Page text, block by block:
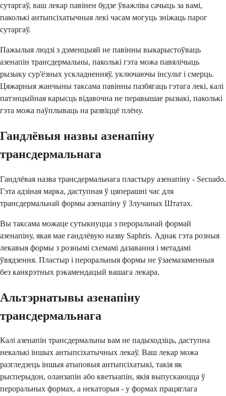
сутаргаў, ваш лекар павінен будзе ўважліва сачыць за вамі,
паколькі антыпсіхатычныя лекі часам могуць зніжаць парог
сутаргаў.
Пажылыя людзі з дэменцыяй не павінны выкарыстоўваць
азенапін трансдермальны, паколькі гэта можа павялічыць
рызыку сур'ёзных ускладненняў, уключаючы інсульт і смерць.
Цяжарныя жанчыны таксама павінны пазбягаць гэтага лекі, калі
патэнцыйная карысць відавочна не перавышае рызыкі, паколькі
гэта можа паўплываць на развіццё плёну.
Гандлёвыя назвы азенапіну
трансдермальнага
Гандлёвая назва трансдермальнага пластыру азенапіну - Secuado.
Гэта адзіная марка, даступная ў цяперашні час для
трансдермальнай формы азенапіну ў Злучаных Штатах.
Вы таксама можаце сутыкнуцца з пероральнай формай
азенапіну, якая мае гандлёвую назву Saphris. Аднак гэта розныя
лекавыя формы з рознымі схемамі дазавання і метадамі
ўвядзення. Пластыр і пероральныя формы не ўзаемазаменныя
без канкрэтных рэкамендацый вашага лекара.
Альтэрнатывы азенапіну
трансдермальнага
Калі азенапін трансдермальны вам не падыходзіць, даступна
некалькі іншых антыпсіхатычных лекаў. Ваш лекар можа
разгледзець іншыя атыповыя антыпсіхатыкі, такія як
рысперыдон, оланзапін або кветыапін, якія выпускаюцца ў
пероральных формах, а некаторыя - у формах працяглага